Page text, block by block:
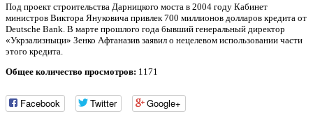
Под проект строительства Дарницкого моста в 2004 году Кабинет
министров Виктора Януковича привлек 700 миллионов долларов кредита от
Deutsche Bank. В марте прошлого года бывший генеральный директор
«Укрзализныци» Зенко Афтаназив заявил о нецелевом использовании части
этого кредита.
Общее количество просмотров: 1171
Facebook Twitter Google+